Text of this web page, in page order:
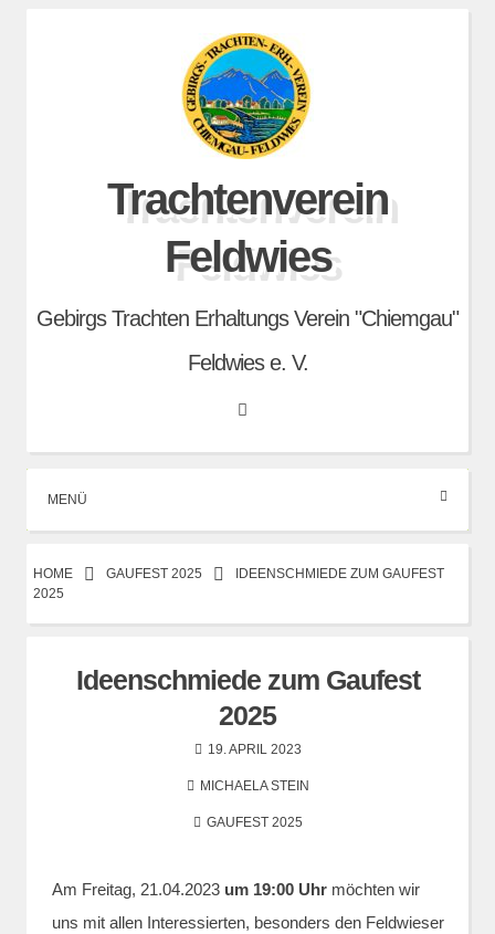
Trachtenverein
Feldwies
Gebirgs Trachten Erhaltungs Verein "Chiemgau"
Feldwies e. V.
Search
MENÜ
HOME GAUFEST 2025
IDEENSCHMIEDE ZUM GAUFEST
2025
Ideenschmiede zum Gaufest
2025
19. APRIL 2023
MICHAELA STEIN
GAUFEST 2025
Am Freitag, 21.04.2023 um 19:00 Uhrmöchten wir
uns mit allen Interessierten, besonders den Feldwieser